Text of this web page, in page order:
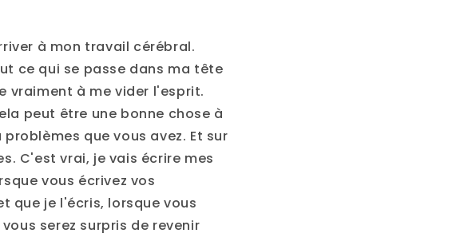
à mon travail cérébral.
ce qui se passe dans ma tête
vraiment à me vider l'esprit.
peut être une bonne chose à
que vous avez. Et sur
C'est vrai, je vais écrire mes
vous écrivez vos
que je l'écris, lorsque vous
serez surpris de revenir